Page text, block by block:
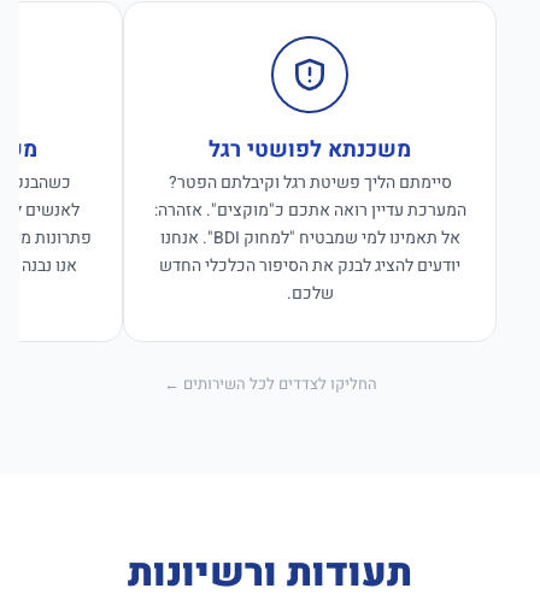
משכנתא לפושטי רגל
סיימתם הליך פשיטת רגל וקיבלתם הפטר?
המערכת עדיין רואה אתכם כ"מוקצים". אזהרה:
אל תאמינו למי שמבטיח "למחוק BDI". אנחנו
יודעים להציג לבנק את הסיפור הכלכלי החדש
שלכם.
לאנשים
פתרונות
אנו נבנה
החליקו לצדדים לכל השירותים ←
תעודות ורשיונות